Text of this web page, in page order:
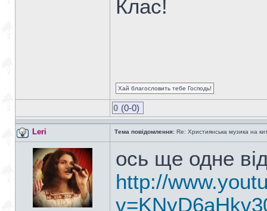
Клас!
Хай благословить тебе Господь!
0 (0-0)
Leri Тема повідомлення: Re: Християнська музика на
ось ще одне
http://